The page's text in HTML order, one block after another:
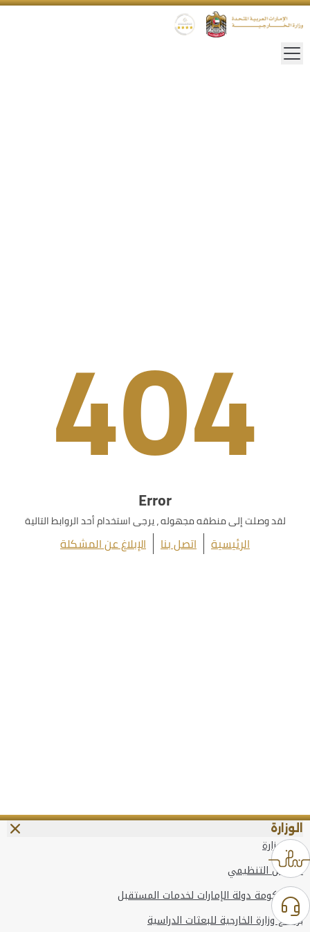
404
Error
لقد وصلت إلى منطقه مجهوله ، يرجى استخدام أحد الروابط التالية
الرئيسية اتصل بنا الإبلاغ عن المشكلة
الوزارة
عن الوزارة
الهيكل التنظيمي
وعد حكومة دولة الإمارات لخدمات المستقبل
برنامج وزارة الخارجية للبعثات الدراسية